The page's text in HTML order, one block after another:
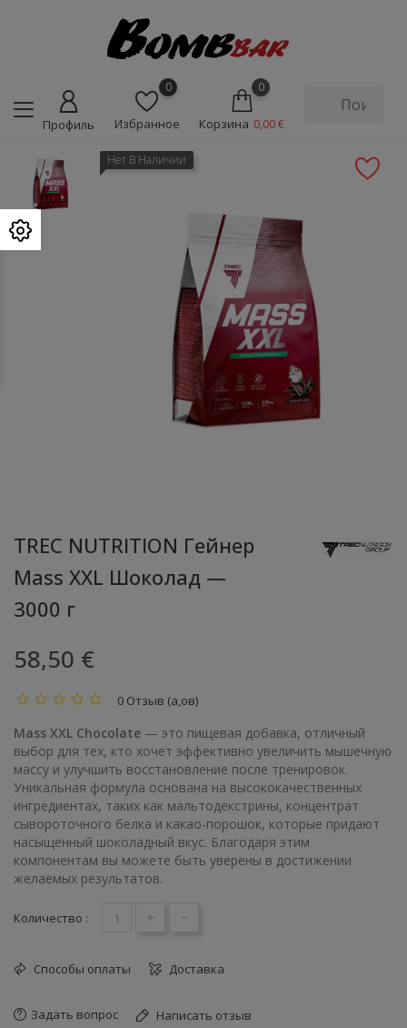
Профиль
0
Избранное
0
Корзина 0,00 €
Нет В Наличии
TREC NUTRITION Гейнер
Mass XXL Шоколад —
3000 г
58,50 €
0 Отзыв (а,ов)
Mass XXL Chocolate — это пищевая добавка, отличный
выбор для тех, кто хочет эффективно увеличить мышечную
массу и улучшить восстановление после тренировок.
Уникальная формула основана на высококачественных
ингредиентах, таких как мальтодекстрины, концентрат
сывороточного белка и какао-порошок, которые придают
насыщенный шоколадный вкус. Благодаря этим
компонентам вы можете быть уверены в достижении
желаемых результатов.
Количество : + -
Способы оплаты Доставка
Задать вопрос Написать отзыв